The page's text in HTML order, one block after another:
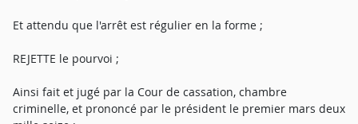
Et attendu que l'arrêt est régulier en la forme ;
REJETTE le pourvoi ;
Ainsi fait et jugé par la Cour de cassation, chambre
criminelle, et prononcé par le président le premier mars deux